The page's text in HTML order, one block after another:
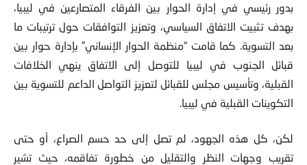
بدور رئیسي في إدارة الحوار بین الفرقاء المتصارعین في لیبیا،
بهدف تثبیت الاتفاق السیاسي، وتعزیز التوافقات حول ترتیبات ما
بعد التسویة. كما قامت “منظمة الحوار الإنساني” بإدارة حوار بین
قبائل الجنوب في لیبیا للتوصل إلى الاتفاق ینهي الخلافات
القبلیة، وتأسیس مجلس للقبائل لتعزیز التواصل الداعم للتسویة بین
التكوینات القبلیة في لیبیا.
لكن، كل هذه الجهود، لم تصل إلى حد حسم الصراع، أو حتى
تقريب وجهات النظر والتقليل من خطورة تفاقمه، حيث تشير